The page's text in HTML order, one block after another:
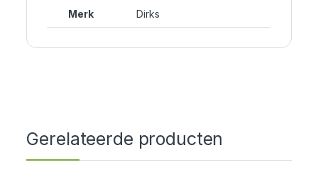
Merk Dirks
Gerelateerde producten